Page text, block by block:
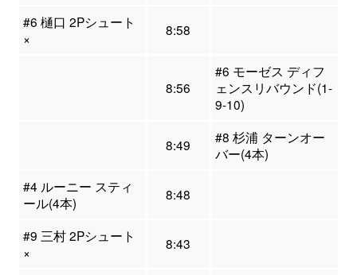
#6 樋口 2Pシュート
×
8:58
8:56
#6 モーゼス ディフ
ェンスリバウンド(1-
9-10)
8:49
#8 杉浦 ターンオー
バー(4本)
#4 ルーニー スティ
ール(4本)
8:48
#9 三村 2Pシュート
×
8:43